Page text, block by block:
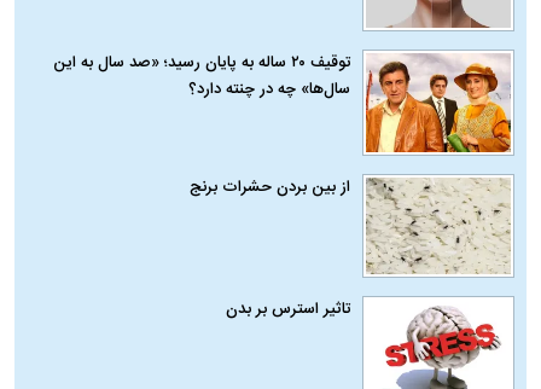
توقیف ۲۰ ساله به پایان رسید؛ «صد سال به این
سال‌ها» چه در چنته دارد؟
از بین بردن حشرات برنج
تاثیر استرس بر بدن